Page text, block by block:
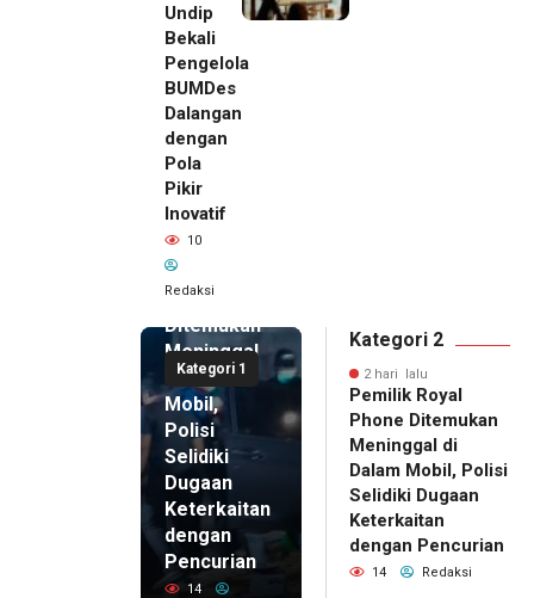
Undip
Bekali
Pengelola
BUMDes
Dalangan
dengan
Pola
Pikir
Inovatif
10
Redaksi
Kategori 1
2 hari lalu
Pemilik
Royal
Phone
Ditemukan
Meninggal
di Dalam
Mobil,
Polisi
Selidiki
Dugaan
Keterkaitan
dengan
Pencurian
14
Kategori 2
2 hari lalu
Pemilik Royal
Phone Ditemukan
Meninggal di
Dalam Mobil, Polisi
Selidiki Dugaan
Keterkaitan
dengan Pencurian
14 Redaksi